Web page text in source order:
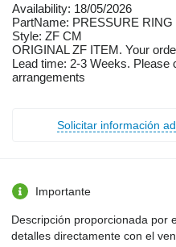
Availability: 18/05/2026
PartName: PRESSURE RING
Style: ZF CM
ORIGINAL ZF ITEM. Your
Lead time: 2-3 Weeks. Please
arrangements
Solicitar información
Importante
Descripción proporcionada por
detalles directamente con el